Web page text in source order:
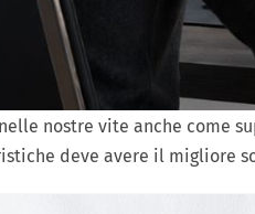
nostre vite anche come
deve avere il migliore